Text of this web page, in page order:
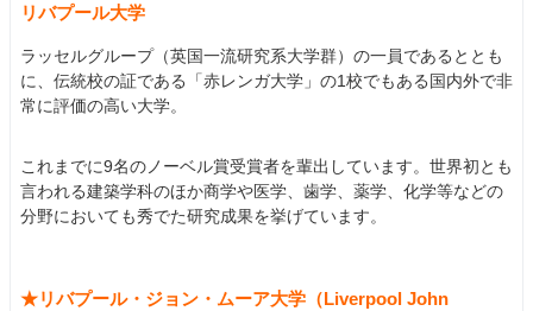
リバプール大学
ラッセルグループ（英国一流研究系大学群）の一員であるととも
に、伝統校の証である「赤レンガ大学」の1校でもある国内外で非
常に評価の高い大学。
これまでに9名のノーベル賞受賞者を輩出しています。世界初とも
言われる建築学科のほか商学や医学、歯学、薬学、化学等などの
分野においても秀でた研究成果を挙げています。
★リバプール・ジョン・ムーア大学（Liverpool John